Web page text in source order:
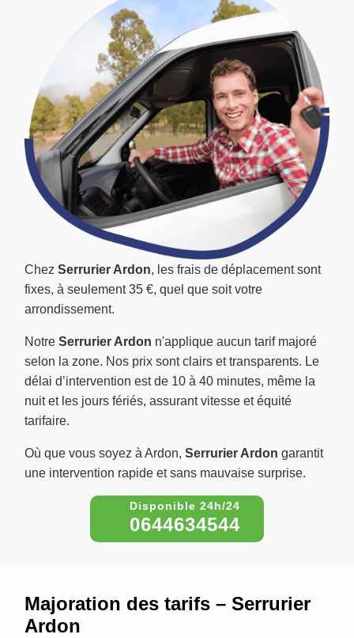
Chez Serrurier Ardon, les frais de déplacement sont
fixes, à seulement 35 €, quel que soit votre
arrondissement.
Notre Serrurier Ardon n'applique aucun tarif majoré
selon la zone. Nos prix sont clairs et transparents. Le
délai d’intervention est de 10 à 40 minutes, même la
nuit et les jours fériés, assurant vitesse et équité
tarifaire.
Où que vous soyez à Ardon, Serrurier Ardon garantit
une intervention rapide et sans mauvaise surprise.
0644634544
Majoration des tarifs – Serrurier
Ardon